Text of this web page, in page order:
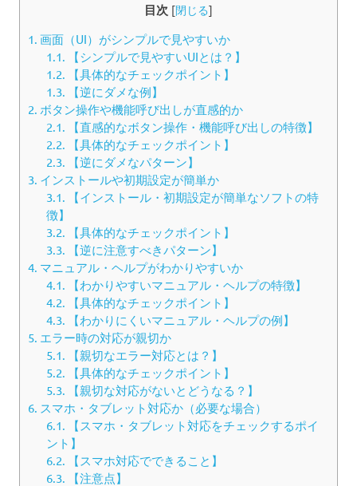
目次 [閉じる]
1. 画面（UI）がシンプルで見やすいか
1.1.
【シンプルで見やすいUIとは？】
1.2.
【具体的なチェックポイント】
1.3.
【逆にダメな例】
2. ボタン操作や機能呼び出しが直感的か
2.1.
【直感的なボタン操作・機能呼び出しの特徴】
2.2.
【具体的なチェックポイント】
2.3.
【逆にダメなパターン】
3. インストールや初期設定が簡単か
3.1.
【インストール・初期設定が簡単なソフトの特
徴】
3.2.
【具体的なチェックポイント】
3.3.
【逆に注意すべきパターン】
4. マニュアル・ヘルプがわかりやすいか
4.1.
【わかりやすいマニュアル・ヘルプの特徴】
4.2.
【具体的なチェックポイント】
4.3.
【わかりにくいマニュアル・ヘルプの例】
5. エラー時の対応が親切か
5.1.
【親切なエラー対応とは？】
5.2.
【具体的なチェックポイント】
5.3.
【親切な対応がないとどうなる？】
6. スマホ・タブレット対応か（必要な場合）
6.1.
【スマホ・タブレット対応をチェックするポイ
ント】
6.2.
【スマホ対応でできること】
6.3.
【注意点】